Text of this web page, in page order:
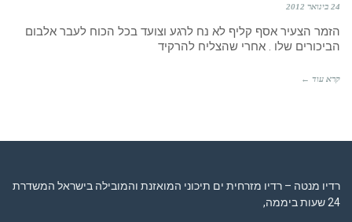
24 בינואר 2012
הזמר הצעיר אסף קליף לא נח לרגע וצועד בכל הכוח לעבר אלבום
הביכורים שלו . אחרי שהצליח להרקיד
קרא עוד ←
רדיו מנטה – רדיו מזרחית ים תיכוני המואזנת והמובילה בישראל המשדרת
24 שעות ביממה,